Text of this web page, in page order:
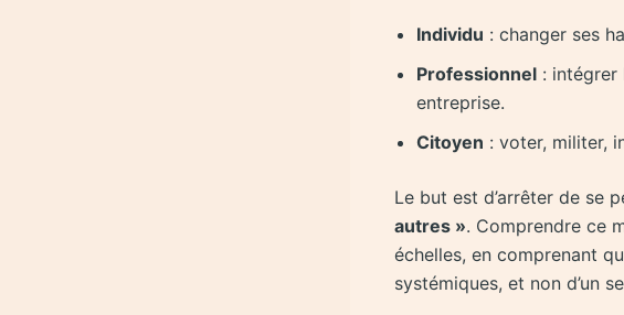
Individu : changer ses
Professionnel : intégrer
entreprise.
Citoyen : voter, militer,
Le but est d’arrêter de se
autres ». Comprendre ce
échelles, en comprenant
systémiques, et non d’un